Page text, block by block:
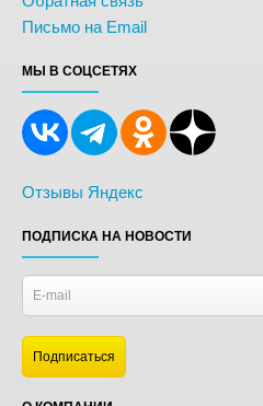
Письмо на Email
МЫ В СОЦСЕТЯХ
Отзывы Яндекс
ПОДПИСКА НА НОВОСТИ